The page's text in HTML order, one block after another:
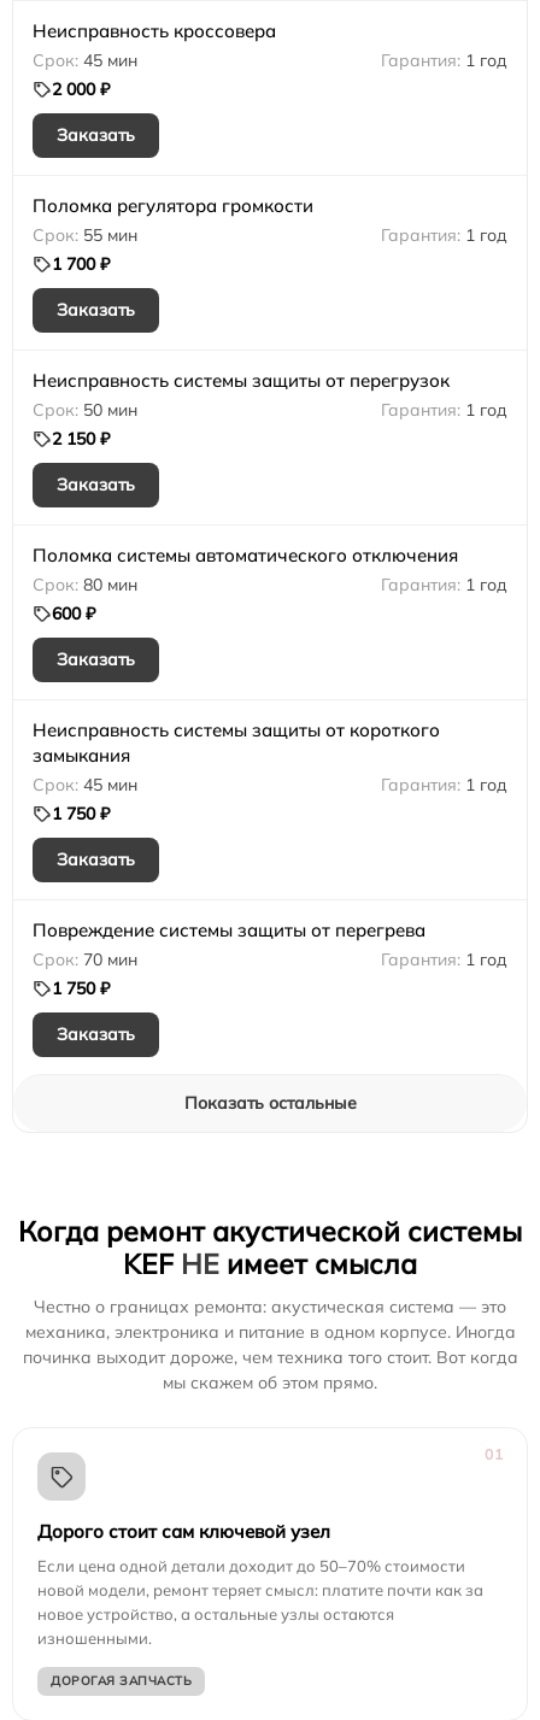
Неисправность кроссовера
45 мин
1 год
2 000 ₽
Заказать
Поломка регулятора громкости
55 мин
1 год
1 700 ₽
Заказать
Неисправность системы защиты от перегрузок
50 мин
1 год
2 150 ₽
Заказать
Поломка системы автоматического отключения
80 мин
1 год
600 ₽
Заказать
Неисправность системы защиты от короткого
замыкания
45 мин
1 год
1 750 ₽
Заказать
Повреждение системы защиты от перегрева
70 мин
1 год
1 750 ₽
Заказать
Показать остальные
Когда ремонт акустической системы
KEF НЕ имеет смысла
Честно о границах ремонта: акустическая система — это
механика, электроника и питание в одном корпусе. Иногда
починка выходит дороже, чем техника того стоит. Вот когда
мы скажем об этом прямо.
01
Дорого стоит сам ключевой узел
Если цена одной детали доходит до 50–70% стоимости
новой модели, ремонт теряет смысл: платите почти как за
новое устройство, а остальные узлы остаются
изношенными.
ДОРОГАЯ ЗАПЧАСТЬ